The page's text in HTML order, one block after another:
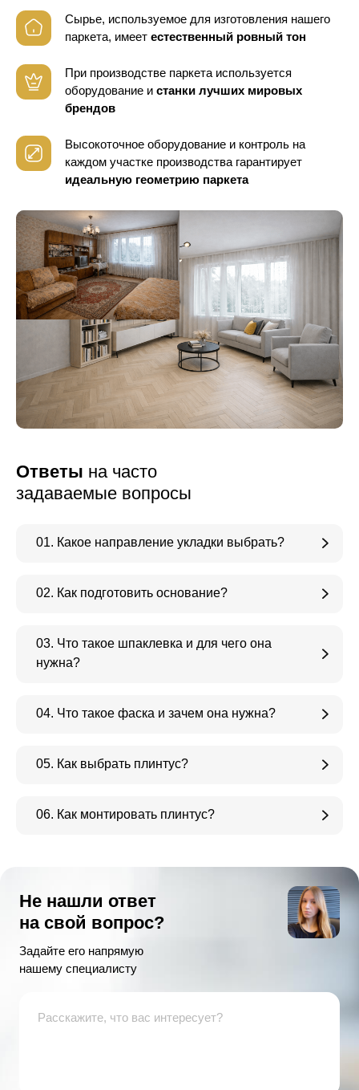
Сырье, используемое для изготовления нашего
паркета, имеет естественный ровный тон
При производстве паркета используется
оборудование и станки лучших мировых
брендов
Высокоточное оборудование и контроль на
каждом участке производства гарантирует
идеальную геометрию паркета
Ответы на часто
задаваемые вопросы
01. Какое направление укладки выбрать?
02. Как подготовить основание?
03. Что такое шпаклевка и для чего она
нужна?
04. Что такое фаска и зачем она нужна?
05. Как выбрать плинтус?
06. Как монтировать плинтус?
Не нашли ответ
на свой вопрос?
Задайте его напрямую
нашему специалисту